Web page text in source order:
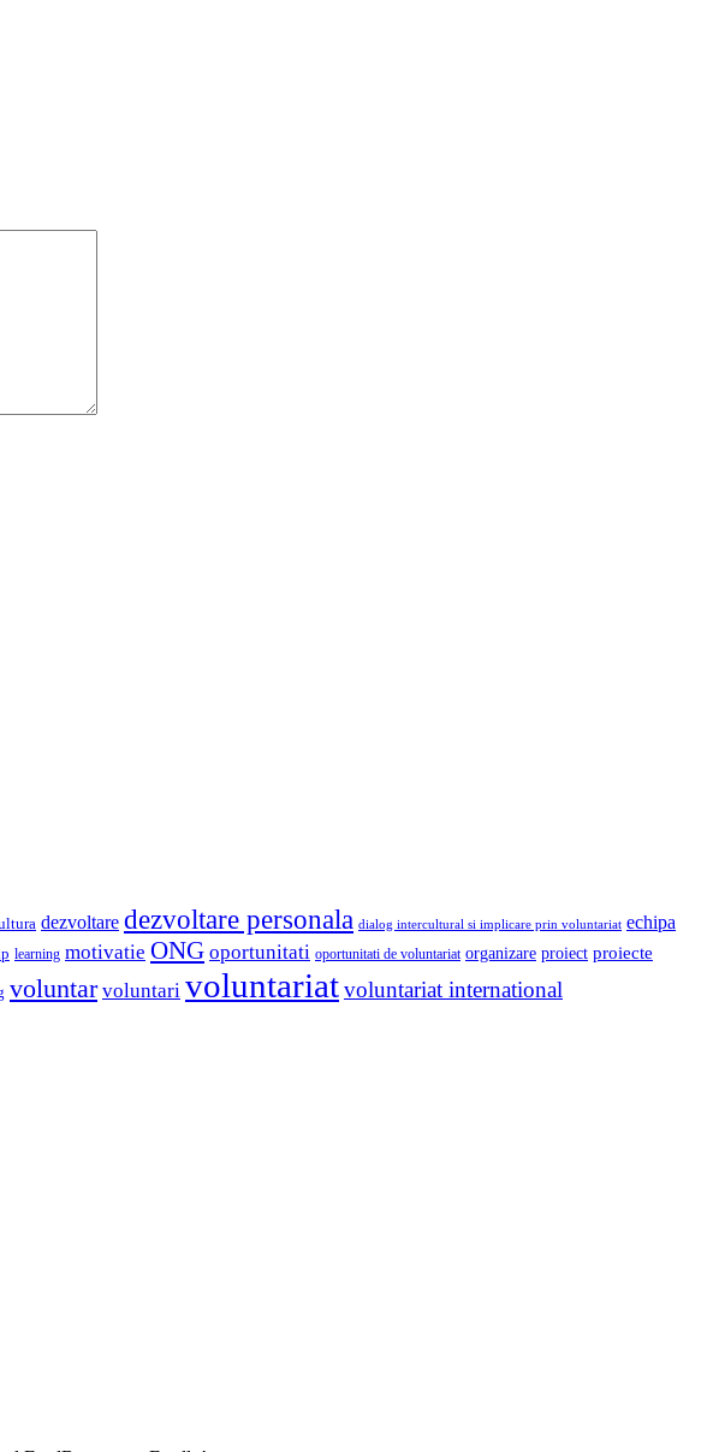
dezvoltare dezvoltare personala dialog intercultural si implicare prin voluntariat echipa
learning motivatie ONG oportunitati oportunitati de voluntariat organizare proiect proiecte
voluntar voluntari voluntariatvoluntariat international